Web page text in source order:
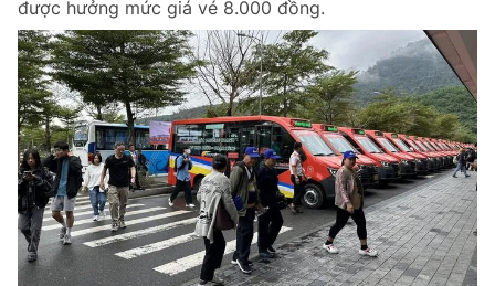
được hưởng mức giá vé 8.000 đồng.